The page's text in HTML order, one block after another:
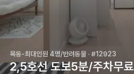
목동-최대인원 4명/반려동물 · #12923
2,5호선 도보5분/주차무료